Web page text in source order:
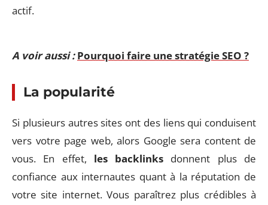
actif.
A voir aussi : Pourquoi faire une stratégie SEO ?
La popularité
Si plusieurs autres sites ont des liens qui conduisent
vers votre page web, alors Google sera content de
vous. En effet, les backlinks donnent plus de
confiance aux internautes quant à la réputation de
votre site internet. Vous paraîtrez plus crédibles à